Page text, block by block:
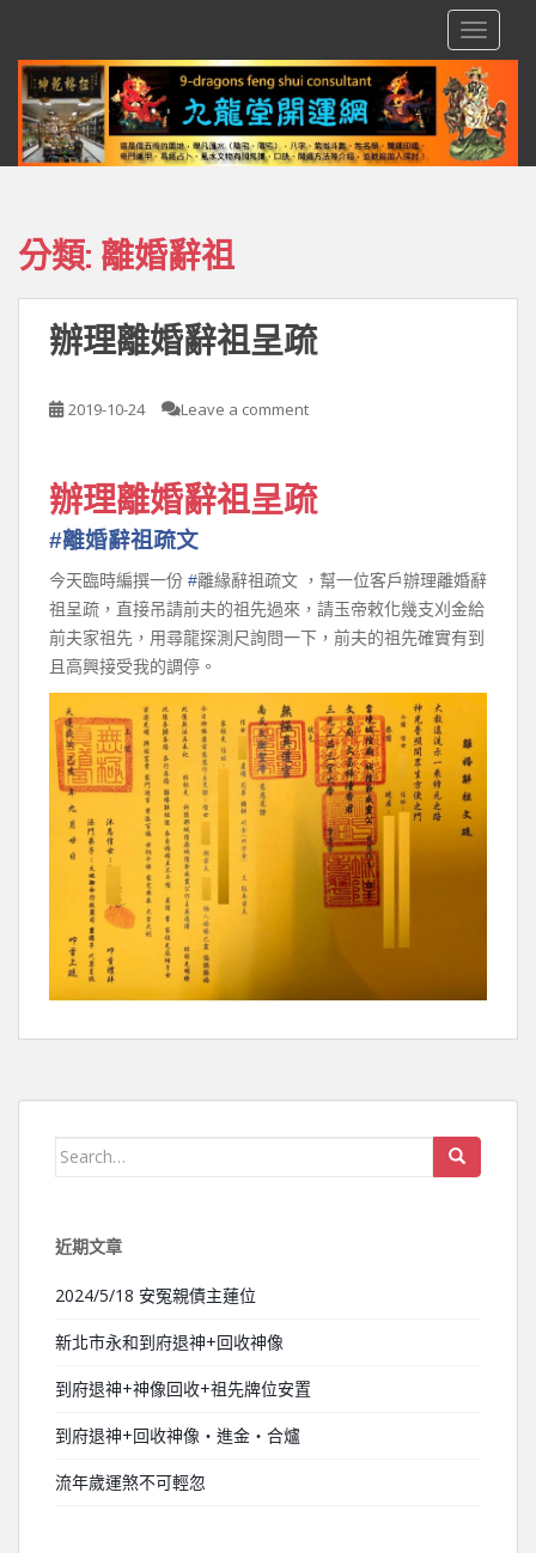
分類: 離婚辭祖
辦理離婚辭祖呈疏
2019-10-24 Leave a comment
辦理離婚辭祖呈疏
#離婚辭祖疏文
今天臨時編撰一份 #離緣辭祖疏文 ，幫一位客戶辦理離婚辭
祖呈疏，直接吊請前夫的祖先過來，請玉帝敕化幾支刈金給
前夫家祖先，用尋龍探測尺詢問一下，前夫的祖先確實有到
且高興接受我的調停。
Search for:
近期文章
2024/5/18 安冤親債主蓮位
新北市永和到府退神+回收神像
到府退神+神像回收+祖先牌位安置
到府退神+回收神像‧進金‧合爐
流年歲運煞不可輕忽